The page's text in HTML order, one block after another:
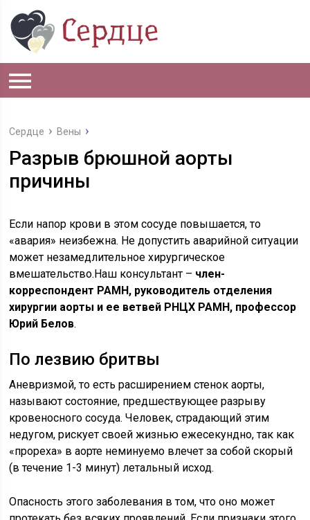
Сердце Вены
Разрыв брюшной аорты
причины
Если напор крови в этом сосуде повышается, то
«авария» неизбежна. Не допустить аварийной ситуации
может незамедлительное хирургическое
вмешательство.Наш консультант – член-
корреспондент РАМН, руководитель отделения
хирургии аорты и ее ветвей РНЦХ РАМН, профессор
Юрий Белов.
По лезвию бритвы
Аневризмой, то есть расширением стенок аорты,
называют состояние, предшествующее разрыву
кровеносного сосуда. Человек, страдающий этим
недугом, рискует своей жизнью ежесекундно, так как
«прореха» в аорте неминуемо влечет за собой скорый
(в течение 1-3 минут) летальный исход.
Опасность этого заболевания в том, что оно может